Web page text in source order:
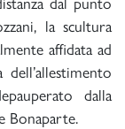
la scultura
affidata ad
dalla
Bonaparte.